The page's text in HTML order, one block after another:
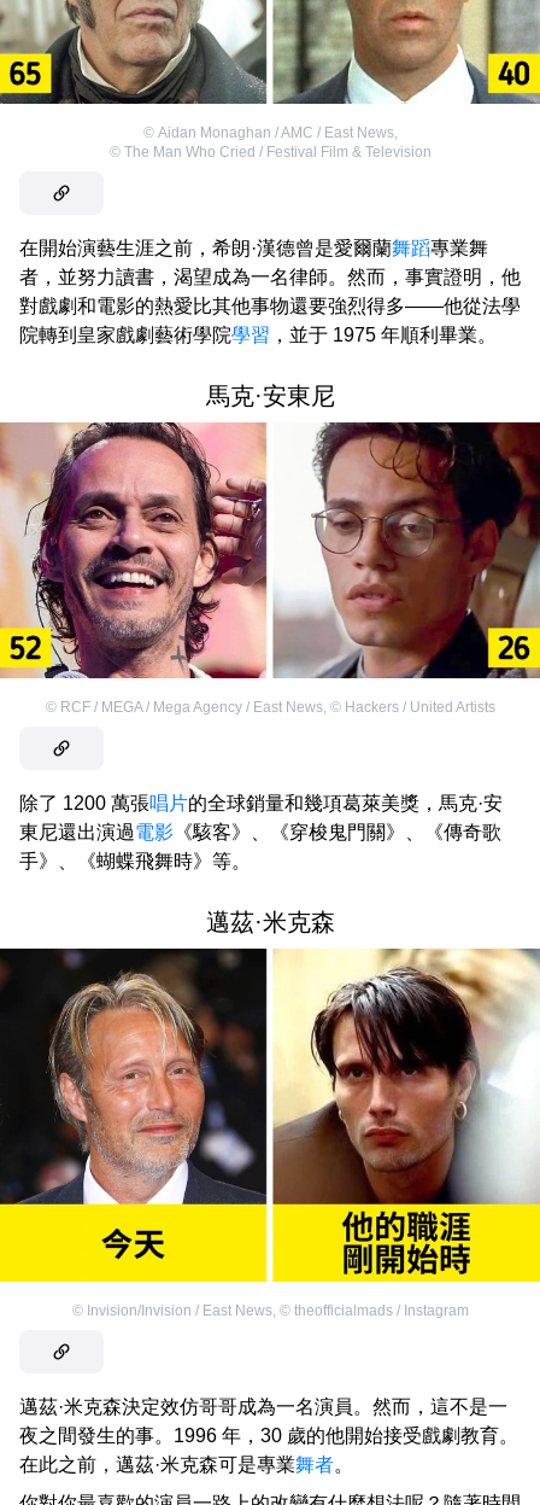
© Aidan Monaghan / AMC / East News,
© The Man Who Cried / Festival Film & Television
在開始演藝生涯之前，希朗·漢德曾是愛爾蘭舞蹈專業舞
者，並努力讀書，渴望成為一名律師。然而，事實證明，他
對戲劇和電影的熱愛比其他事物還要強烈得多——他從法學
院轉到皇家戲劇藝術學院學習 ，並于 1975 年順利畢業。
馬克·安東尼
© RCF / MEGA / Mega Agency / East News, © Hackers / United Artists
除了 1200 萬張唱片的全球銷量和幾項葛萊美獎，馬克·安
東尼還出演過電影 《駭客》、《穿梭鬼門關》、《傳奇歌
手》、《蝴蝶飛舞時》等。
邁茲·米克森
© Invision/Invision / East News, © theofficialmads / Instagram
邁茲·米克森決定效仿哥哥成為一名演員。然而，這不是一
夜之間發生的事。1996 年，30 歲的他開始接受戲劇教育。
在此之前，邁茲·米克森可是專業舞者。